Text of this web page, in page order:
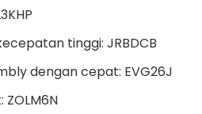
tinggi: JRBDCB
dengan cepat: EVG26J
ZOLM6N